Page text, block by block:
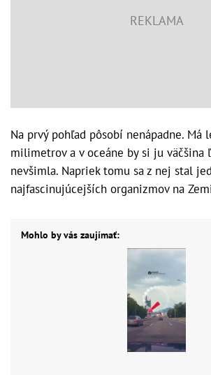
Na prvý pohľad pôsobí nenápadne. Má
milimetrov a v oceáne by si ju väčšina
nevšimla. Napriek tomu sa z nej stal
najfascinujúcejších organizmov na
Mohlo by vás zaujímať: